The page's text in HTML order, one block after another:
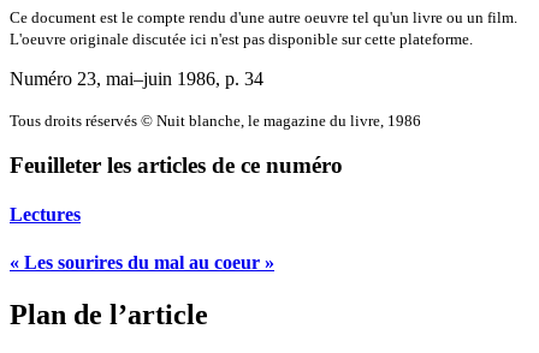
Ce document est le compte rendu d'une autre oeuvre tel qu'un livre ou un film.
L'oeuvre originale discutée ici n'est pas disponible sur cette plateforme.
Numéro 23, mai–juin 1986, p. 34
Tous droits réservés © Nuit blanche, le magazine du livre, 1986
Feuilleter les articles de ce numéro
Lectures
« Les sourires du mal au coeur »
Plan de l’article